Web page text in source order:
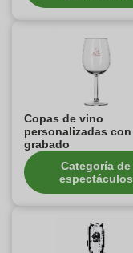
Copas de vino
personalizadas con
grabado
Categoría de
espectáculos